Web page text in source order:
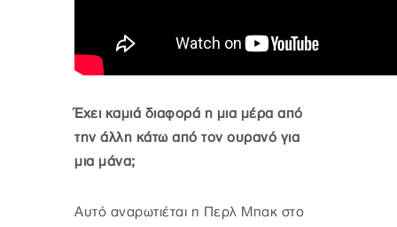
Έχει καμιά διαφορά η μια μέρα από
την άλλη κάτω από τον ουρανό για
μια μάνα;
Αυτό αναρωτιέται η Περλ Μπακ στο